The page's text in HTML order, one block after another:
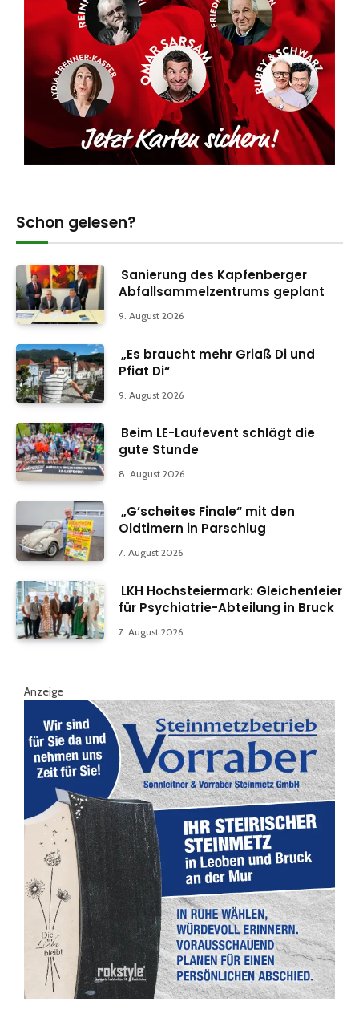
Schon gelesen?
Sanierung des Kapfenberger
Abfallsammelzentrums geplant
9. August 2026
„Es braucht mehr Griaß Di und
Pfiat Di“
9. August 2026
Beim LE-Laufevent schlägt die
gute Stunde
8. August 2026
„G’scheites Finale“ mit den
Oldtimern in Parschlug
7. August 2026
LKH Hochsteiermark: Gleichenfeier
für Psychiatrie-Abteilung in Bruck
7. August 2026
Anzeige